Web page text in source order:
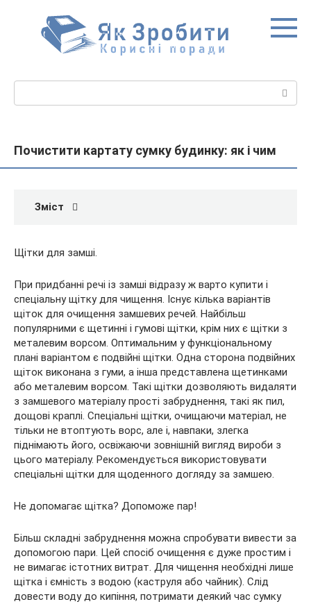
Почистити картату сумку будинку: як і чим
Зміст
Щітки для замші.
При придбанні речі із замші відразу ж варто купити і
спеціальну щітку для чищення. Існує кілька варіантів
щіток для очищення замшевих речей. Найбільш
популярними є щетинні і гумові щітки, крім них є щітки з
металевим ворсом. Оптимальним у функціональному
плані варіантом є подвійні щітки. Одна сторона подвійних
щіток виконана з гуми, а інша представлена щетинками
або металевим ворсом. Такі щітки дозволяють видаляти
з замшевого матеріалу прості забруднення, такі як пил,
дощові краплі. Спеціальні щітки, очищаючи матеріал, не
тільки не втоптують ворс, але і, навпаки, злегка
піднімають його, освіжаючи зовнішній вигляд вироби з
цього матеріалу. Рекомендується використовувати
спеціальні щітки для щоденного догляду за замшею.
Не допомагає щітка? Допоможе пар!
Більш складні забруднення можна спробувати вивести за
допомогою пари. Цей спосіб очищення є дуже простим і
не вимагає істотних витрат. Для чищення необхідні лише
щітка і ємність з водою (каструля або чайник). Слід
довести воду до кипіння, потримати деякий час сумку